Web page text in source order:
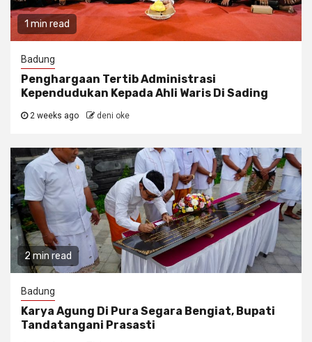
1 min read
Badung
Penghargaan Tertib Administrasi
Kependudukan Kepada Ahli Waris Di Sading
2 weeks ago deni oke
2 min read
Badung
Karya Agung Di Pura Segara Bengiat, Bupati
Tandatangani Prasasti